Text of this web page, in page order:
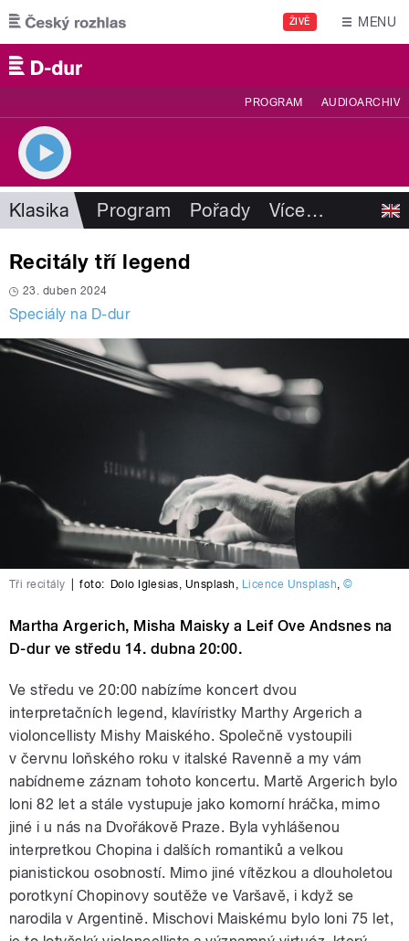
Přejít k hlavnímu obsahu
ŽIVĚ MENU
PROGRAM AUDIOARCHIV
Klasika Program Pořady Více…
Recitály tří legend
23. duben 2024
Speciály na D-dur
Tři recitály foto: Dolo Iglesias, Unsplash , Licence Unsplash,©
Martha Argerich, Misha Maisky a Leif Ove Andsnes na
D-dur ve středu 14. dubna 20:00.
Ve středu ve 20:00 nabízíme koncert dvou
interpretačních legend, klavíristky Marthy Argerich a
violoncellisty Mishy Maiského. Společně vystoupili
v červnu loňského roku v italské Ravenně a my vám
nabídneme záznam tohoto koncertu. Martě Argerich bylo
loni 82 let a stále vystupuje jako komorní hráčka, mimo
jiné i u nás na Dvořákově Praze. Byla vyhlášenou
interpretkou Chopina i dalších romantiků a velkou
pianistickou osobností. Mimo jiné vítězkou a dlouholetou
porotkyní Chopinovy soutěže ve Varšavě, i když se
narodila v Argentině. Mischovi Maiskému bylo loni 75 let,